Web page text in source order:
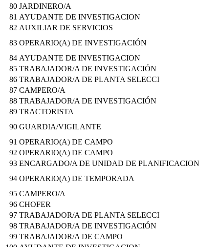
80 JARDINERO/A
81 AYUDANTE DE INVESTIGACION
82 AUXILIAR DE SERVICIOS
83 OPERARIO(A) DE INVESTIGACIÓN
84 AYUDANTE DE INVESTIGACION
85 TRABAJADOR/A DE INVESTIGACIÓN
86 TRABAJADOR/A DE PLANTA SELECCI
87 CAMPERO/A
88 TRABAJADOR/A DE INVESTIGACIÓN
89 TRACTORISTA
90 GUARDIA/VIGILANTE
91 OPERARIO(A) DE CAMPO
92 OPERARIO(A) DE CAMPO
93 ENCARGADO/A DE UNIDAD DE PLANIFICACION
94 OPERARIO(A) DE TEMPORADA
95 CAMPERO/A
96 CHOFER
97 TRABAJADOR/A DE PLANTA SELECCI
98 TRABAJADOR/A DE INVESTIGACIÓN
99 TRABAJADOR/A DE CAMPO